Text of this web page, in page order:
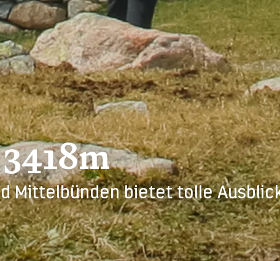
Mittelbünden bietet tolle